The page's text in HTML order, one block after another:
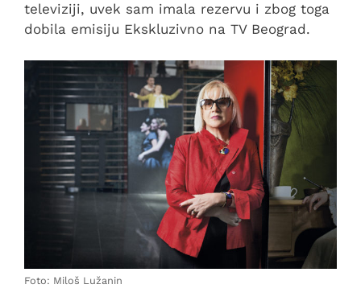
televiziji, uvek sam imala rezervu i zbog toga
dobila emisiju Ekskluzivno na TV Beograd.
Foto: Miloš Lužanin